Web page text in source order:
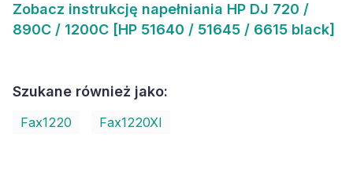
Zobacz instrukcję napełniania HP DJ 720 /
890C / 1200C [HP 51640 / 51645 / 6615 black]
Szukane również jako:
Fax1220 Fax1220XI